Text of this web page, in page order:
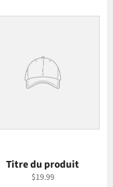
Titre du produit
$19.99